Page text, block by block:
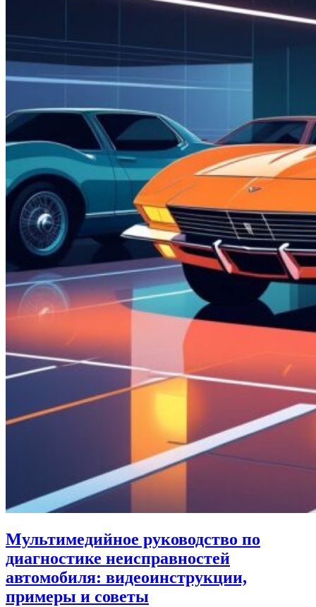
Мультимедийное руководство по
диагностике неисправностей
автомобиля: видеоинструкции,
примеры и советы